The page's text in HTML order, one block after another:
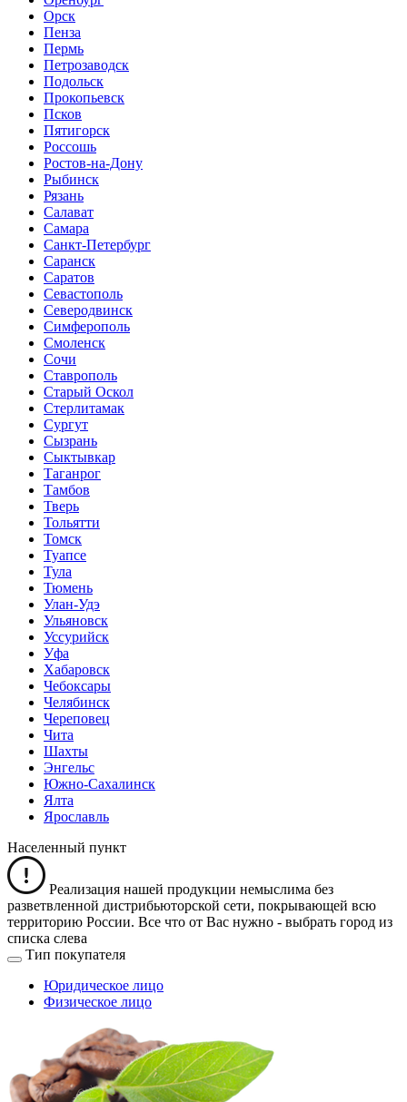
Орск
Пенза
Пермь
Петрозаводск
Подольск
Прокопьевск
Псков
Пятигорск
Россошь
Ростов-на-Дону
Рыбинск
Рязань
Салават
Самара
Санкт-Петербург
Саранск
Саратов
Севастополь
Северодвинск
Симферополь
Смоленск
Сочи
Ставрополь
Старый Оскол
Стерлитамак
Сургут
Сызрань
Сыктывкар
Таганрог
Тамбов
Тверь
Тольятти
Томск
Туапсе
Тула
Тюмень
Улан-Удэ
Ульяновск
Уссурийск
Уфа
Хабаровск
Чебоксары
Челябинск
Череповец
Чита
Шахты
Энгельс
Южно-Сахалинск
Ялта
Ярославль
Населенный пункт
Реализация нашей продукции немыслима без
разветвленной дистрибьюторской сети, покрывающей всю
территорию России. Все что от Вас нужно - выбрать город из
списка слева
Тип покупателя
Юридическое лицо
Физическое лицо